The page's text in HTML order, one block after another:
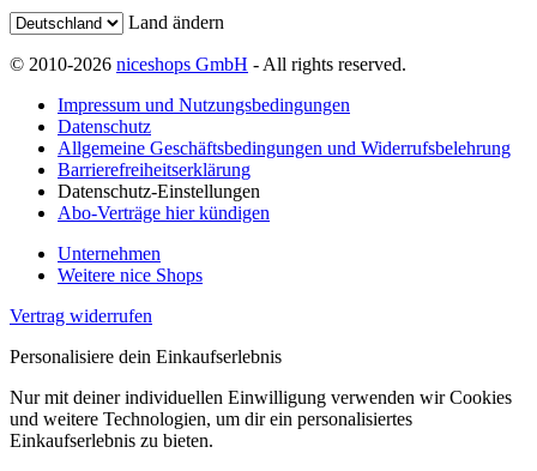
Land ändern
© 2010-2026 niceshops GmbH - All rights reserved.
Impressum und Nutzungsbedingungen
Datenschutz
Allgemeine Geschäftsbedingungen und Widerrufsbelehrung
Barrierefreiheitserklärung
Datenschutz-Einstellungen
Abo-Verträge hier kündigen
Unternehmen
Weitere nice Shops
Vertrag widerrufen
Personalisiere dein Einkaufserlebnis
Nur mit deiner individuellen Einwilligung verwenden wir Cookies
und weitere Technologien, um dir ein personalisiertes
Einkaufserlebnis zu bieten.